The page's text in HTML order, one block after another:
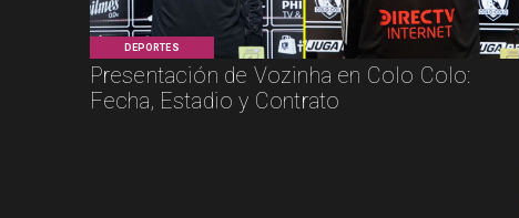
DEPORTES
Presentación de Vozinha en Colo Colo:
Fecha, Estadio y Contrato